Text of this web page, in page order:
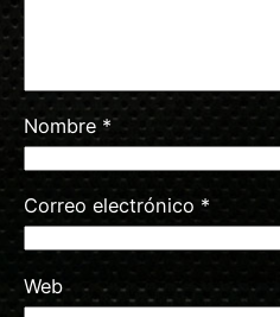
Nombre*
Correo electrónico *
Web